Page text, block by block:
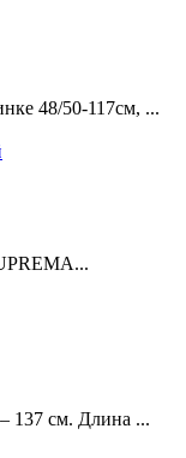
48/50-117см, ...
137 см. Длина ...